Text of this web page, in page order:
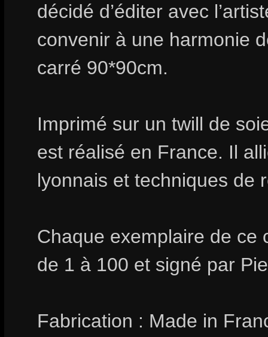
décidé d’éditer avec
convenir à une harmonie
carré 90*90cm.
Imprimé sur un twill de
est réalisé en France. Il
lyonnais et techniques de
Chaque exemplaire de ce
de 1 à 100 et signé par
Fabrication : Made in